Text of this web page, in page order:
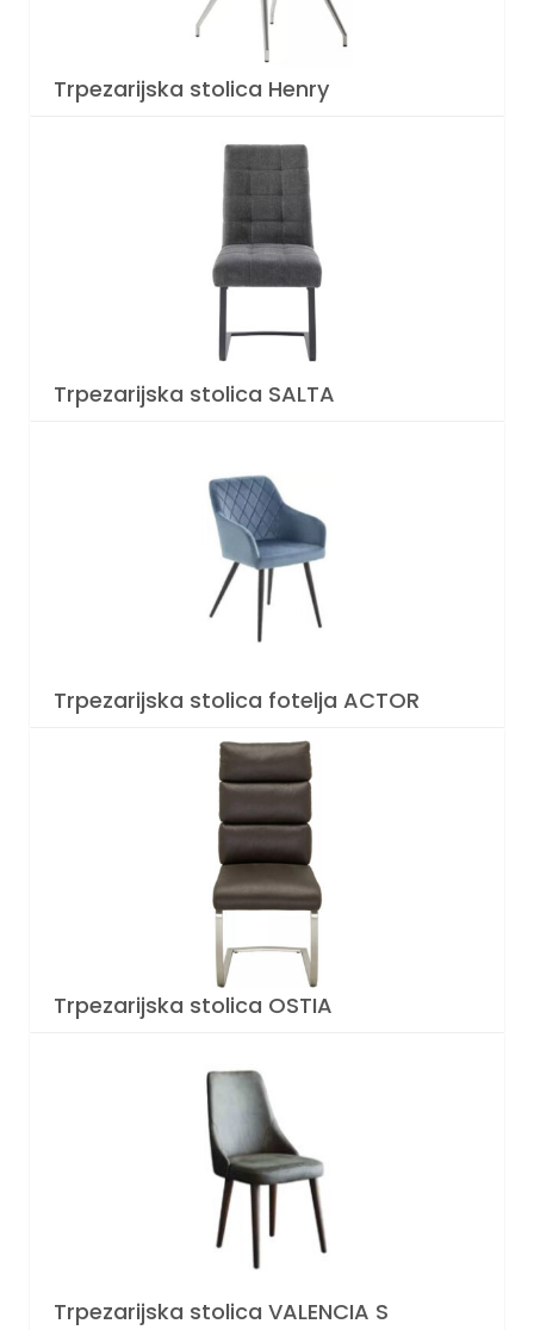
Trpezarijska stolica Henry
Trpezarijska stolica SALTA
Trpezarijska stolica fotelja ACTOR
Trpezarijska stolica OSTIA
Trpezarijska stolica VALENCIA S